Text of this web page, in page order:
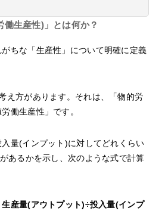
働生産性)」とは何か？
ちな「生産性」について明確に定義
え方があります。それは、「物的労
働生産性」です。
量(インプット)に対してどれくらい
あるかを示し、次のような式で計算
産量(アウトプット)÷投入量(インプ